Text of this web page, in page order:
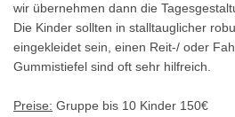
wir übernehmen dann die
Die Kinder sollten in stalltauglicher
eingekleidet sein, einen Reit-/ oder
Gummistiefel sind oft sehr hilfreich.
Preise: Gruppe bis 10 Kinder 150€